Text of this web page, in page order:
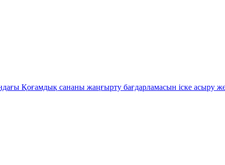
Қоғамдық сананы жаңғырту бағдарламасын іске асыру